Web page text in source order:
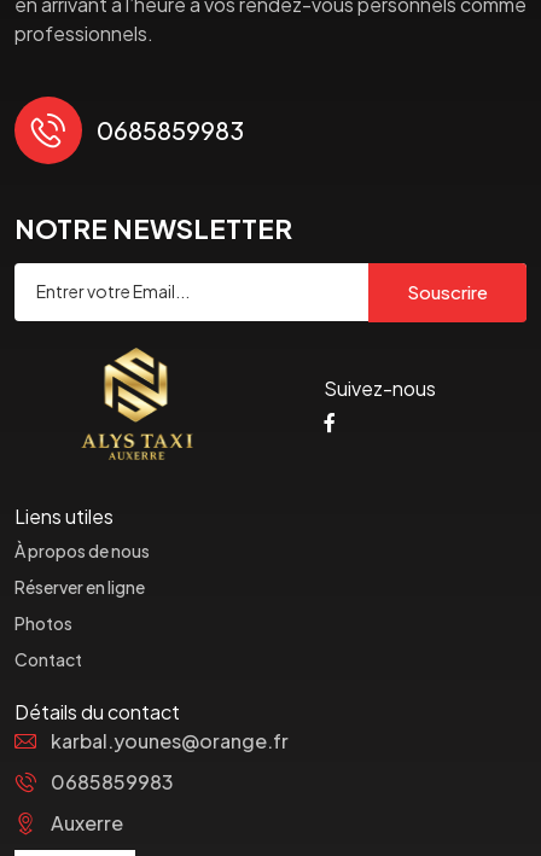
professionnels.
0685859983
NOTRE NEWSLETTER
Souscrire
Suivez-nous
Liens utiles
À propos de nous
Réserver en ligne
Photos
Contact
Détails du contact
karbal.younes@orange.fr
0685859983
Auxerre